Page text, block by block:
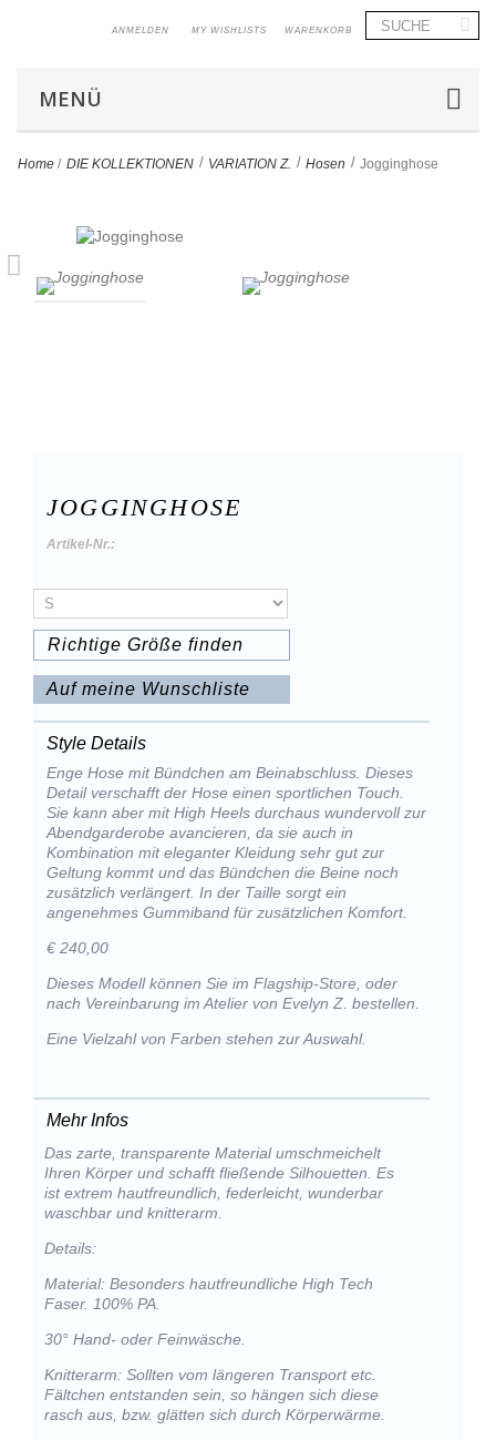
WARENKORB
MY WISHLISTS
ANMELDEN
MENÜ
Home / DIE KOLLEKTIONEN > VARIATION Z. > Hosen > Jogginghose
JOGGINGHOSE
Artikel-Nr.:
Richtige Größe finden
Auf meine Wunschliste
Style Details
Enge Hose mit Bündchen am Beinabschluss. Dieses
Detail verschafft der Hose einen sportlichen Touch.
Sie kann aber mit High Heels durchaus wundervoll zur
Abendgarderobe avancieren, da sie auch in
Kombination mit eleganter Kleidung sehr gut zur
Geltung kommt und das Bündchen die Beine noch
zusätzlich verlängert. In der Taille sorgt ein
angenehmes Gummiband für zusätzlichen Komfort.
€ 240,00
Dieses Modell können Sie im Flagship-Store, oder
nach Vereinbarung im Atelier von Evelyn Z. bestellen.
Eine Vielzahl von Farben stehen zur Auswahl.
Mehr Infos
Das zarte, transparente Material umschmeichelt
Ihren Körper und schafft fließende Silhouetten. Es
ist extrem hautfreundlich, federleicht, wunderbar
waschbar und knitterarm.
Details:
Material: Besonders hautfreundliche High Tech
Faser. 100% PA.
30° Hand- oder Feinwäsche.
Knitterarm: Sollten vom längeren Transport etc.
Fältchen entstanden sein, so hängen sich diese
rasch aus, bzw. glätten sich durch Körperwärme.